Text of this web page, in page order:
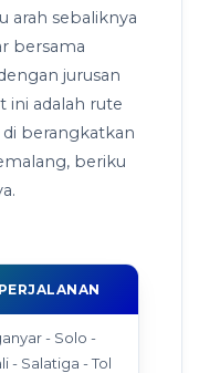
arah sebaliknya
bersama
jurusan
ini adalah rute
berangkatkan
beriku
- Solo -
- Salatiga - Tol